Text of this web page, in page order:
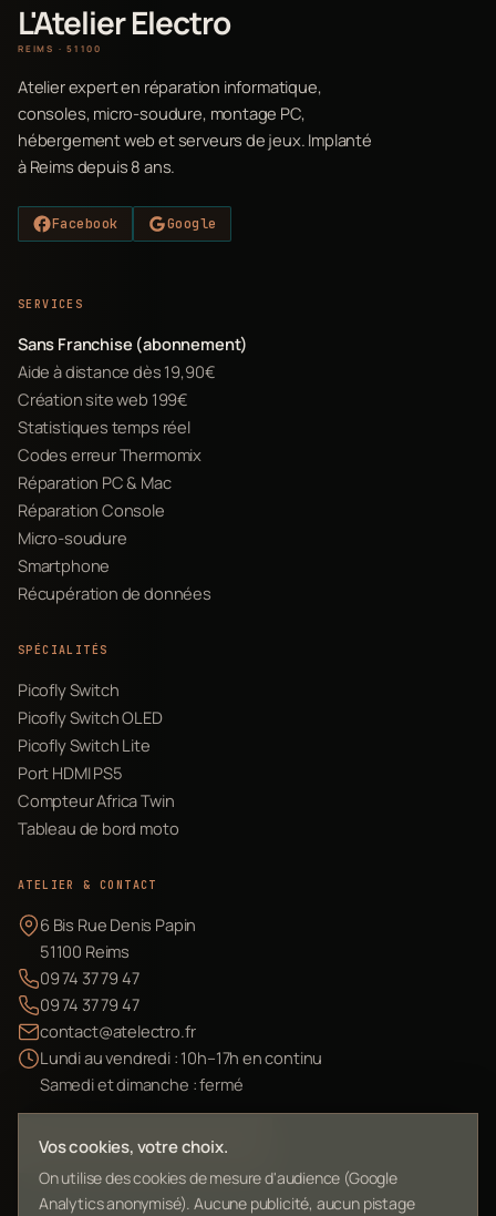
L'Atelier Electro
REIMS · 51100
Atelier expert en réparation informatique,
consoles, micro-soudure, montage PC,
hébergement web et serveurs de jeux. Implanté
à Reims depuis 8 ans.
Facebook Google
SERVICES
Sans Franchise (abonnement)
Aide à distance dès 19,90€
Création site web 199€
Statistiques temps réel
Codes erreur Thermomix
Réparation PC & Mac
Réparation Console
Micro-soudure
Smartphone
Récupération de données
SPÉCIALITÉS
Picofly Switch
Picofly Switch OLED
Picofly Switch Lite
Port HDMI PS5
Compteur Africa Twin
Tableau de bord moto
ATELIER & CONTACT
6 Bis Rue Denis Papin
51100 Reims
09 74 37 79 47
09 74 37 79 47
contact@atelectro.fr
Lundi au vendredi : 10h–17h en continu
Samedi et dimanche : fermé
Envoyer mon matériel
Vos cookies, votre choix.
On utilise des cookies de mesure d'audience (Google
Analytics anonymisé). Aucune publicité, aucun pistage